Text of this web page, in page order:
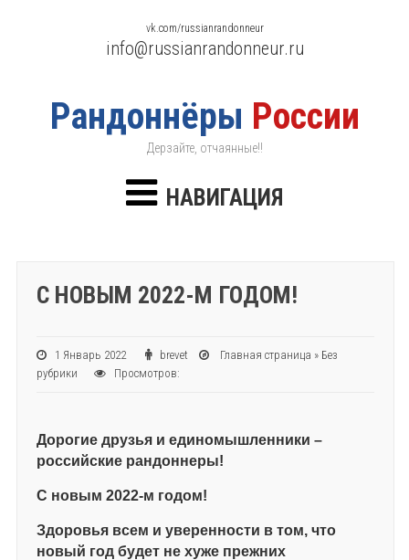
Рандоннёры России
Дерзайте, отчаянные!!
vk.com/russianrandonneur
info@russianrandonneur.ru
НАВИГАЦИЯ
С НОВЫМ 2022-М ГОДОМ!
1 Январь 2022 brevet Главная страница » Без
рубрики
Просмотров:
Дорогие друзья и единомышленники –
российские рандоннеры!
С новым 2022-м годом!
Здоровья всем и уверенности в том, что
новый год будет не хуже прежних